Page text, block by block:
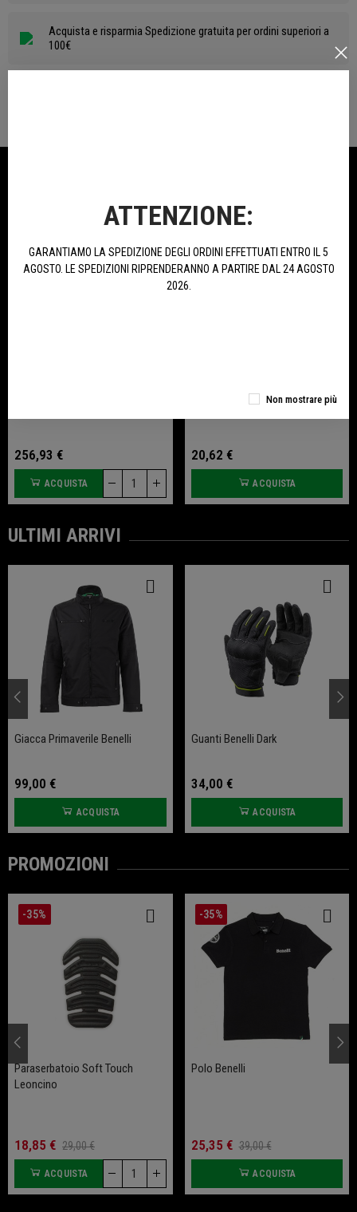
Acquista e risparmia Spedizione gratuita per ordini superiori a
100€
256,93 €
ACQUISTA
In Ergal Anodizzato Per Tornado
20,62 €
ACQUISTA
ULTIMI ARRIVI
Giacca Primaverile Benelli
99,00 €
ACQUISTA
Guanti Benelli Dark
34,00 €
ACQUISTA
PROMOZIONI
-35%
Paraserbatoio Soft Touch
Leoncino
18,85 € 29,00 €
ACQUISTA
-35%
Polo Benelli
25,35 € 39,00 €
ACQUISTA
ATTENZIONE:
GARANTIAMO LA SPEDIZIONE DEGLI ORDINI EFFETTUATI ENTRO IL 5
AGOSTO. LE SPEDIZIONI RIPRENDERANNO A PARTIRE DAL 24 AGOSTO
2026.
Non mostrare più